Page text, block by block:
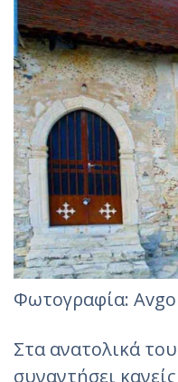
Φωτογραφία:
Στα ανατολικά
συναντήσει